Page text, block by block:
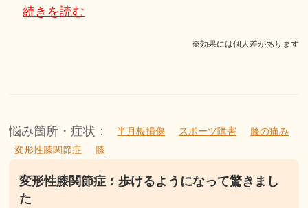
続きを読む
※効果には個人差があります
悩み箇所・症状： 半月板損傷 スポーツ障害
膝の痛み
変形性膝関節症
膝
変形性膝関節症：歩けるようになって驚きまし
た